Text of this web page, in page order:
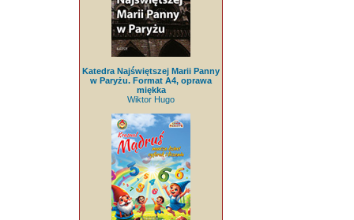
Katedra Najświętszej Marii Panny
w Paryżu. Format A4, oprawa
miękka
Wiktor Hugo